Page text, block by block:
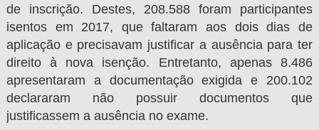
de inscrição. Destes, 208.588 foram participantes
isentos em 2017, que faltaram aos dois dias de
aplicação e precisavam justificar a ausência para ter
direito à nova isenção. Entretanto, apenas 8.486
apresentaram a documentação exigida e 200.102
declararam não possuir documentos que
justificassem a ausência no exame.